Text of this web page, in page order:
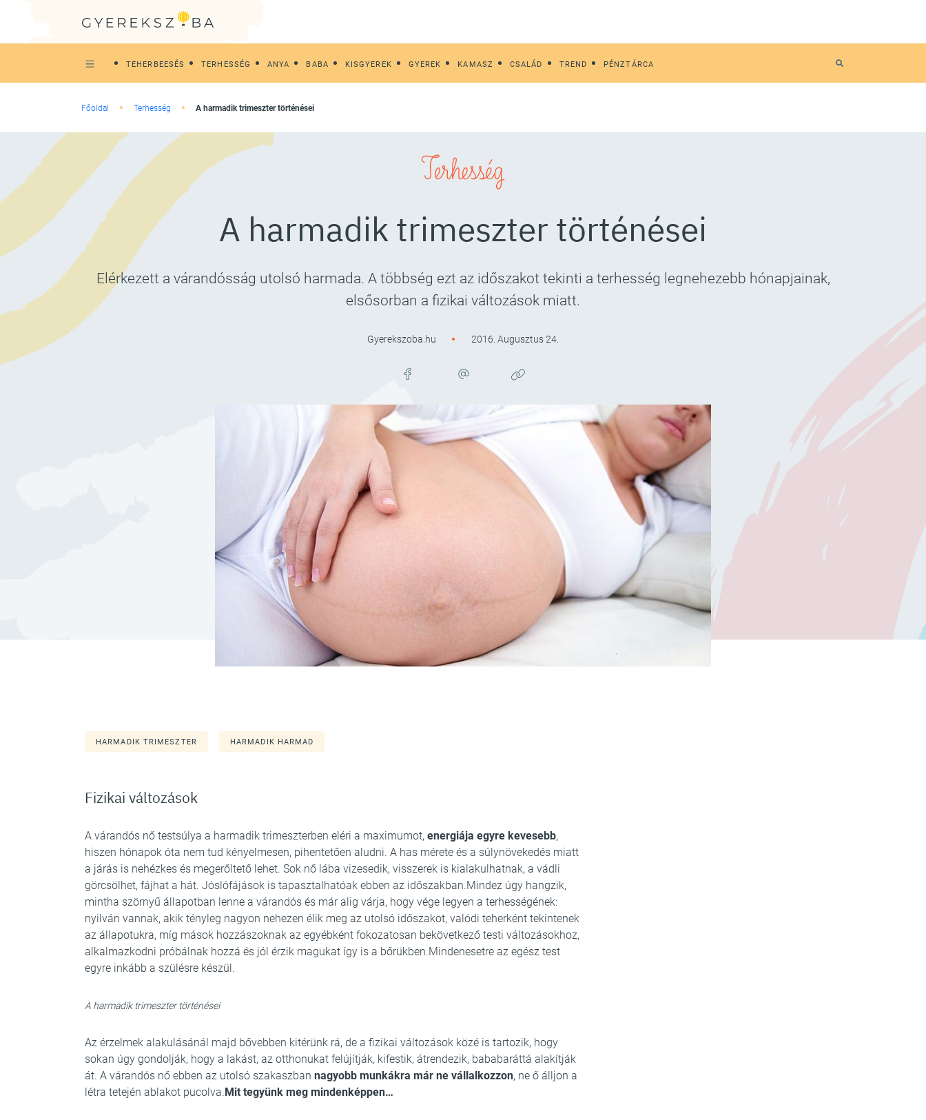
TEHERBEESÉS TERHESSÉG ANYA BABA KISGYEREK GYEREK KAMASZ CSALÁD TREND PÉNZTÁRCA
Főoldal Terhesség A harmadik trimeszter történései
Terhesség
A harmadik trimeszter történései
Elérkezett a várandósság utolsó harmada. A többség ezt az időszakot tekinti a terhesség legnehezebb hónapjainak,
elsősorban a fizikai változások miatt.
Gyerekszoba.hu 2016. Augusztus 24.
HARMADIK TRIMESZTER HARMADIK HARMAD
Fizikai változások
A várandós nő testsúlya a harmadik trimeszterben eléri a maximumot, energiája egyre kevesebb,
hiszen hónapok óta nem tud kényelmesen, pihentetően aludni. A has mérete és a súlynövekedés miatt
a járás is nehézkes és megerőltető lehet. Sok nő lába vizesedik, visszerek is kialakulhatnak, a vádli
görcsölhet, fájhat a hát. Jóslófájások is tapasztalhatóak ebben az időszakban.Mindez úgy hangzik,
mintha szörnyű állapotban lenne a várandós és már alig várja, hogy vége legyen a terhességének:
nyilván vannak, akik tényleg nagyon nehezen élik meg az utolsó időszakot, valódi teherként tekintenek
az állapotukra, míg mások hozzászoknak az egyébként fokozatosan bekövetkező testi változásokhoz,
alkalmazkodni próbálnak hozzá és jól érzik magukat így is a bőrükben.Mindenesetre az egész test
egyre inkább a szülésre készül.
A harmadik trimeszter történései
Az érzelmek alakulásánál majd bővebben kitérünk rá, de a fizikai változások közé is tartozik, hogy
sokan úgy gondolják, hogy a lakást, az otthonukat felújítják, kifestik, átrendezik, bababaráttá alakítják
át. A várandós nő ebben az utolsó szakaszban nagyobb munkákra már ne vállalkozzon, ne ő álljon a
létra tetején ablakot pucolva.Mit tegyünk meg mindenképpen…